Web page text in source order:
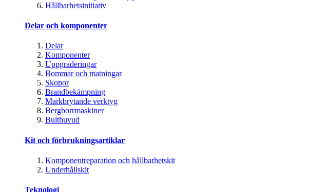
Hållbarhetsinitiativ
Delar och komponenter
Delar
Komponenter
Uppgraderingar
Bommar och matningar
Skopor
Brandbekämpning
Markbrytande verktyg
Bergborrmaskiner
Bulthuvud
Kit och förbrukningsartiklar
Komponentreparation och hållbarhetskit
Underhållskit
Teknologi